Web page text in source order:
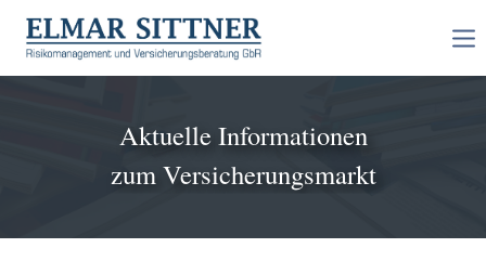
Aktuelle Informationen
zum Versicherungsmarkt